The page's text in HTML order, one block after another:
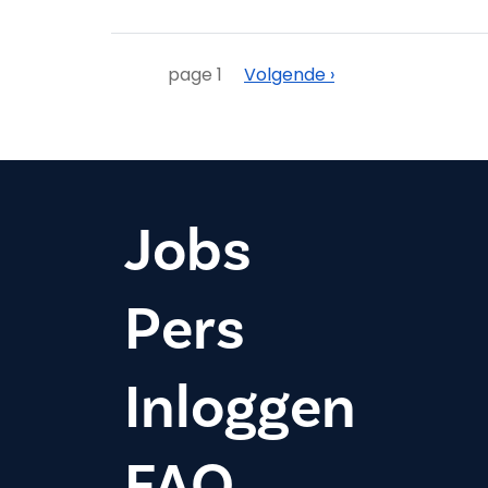
Paginering
page 1 Volgende
Volgende ›
Jobs
Pers
Inloggen